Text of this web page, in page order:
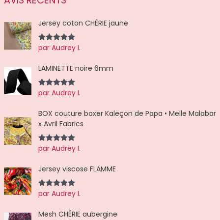
Jersey coton CHÉRIE jaune
Note5sur
5
par Audrey I.
LAMINETTE noire 6mm
Note5sur
5
par Audrey I.
BOX couture boxer Kaleçon de Papa • Melle Malabar
x Avril Fabrics
Note5sur
5
par Audrey I.
Jersey viscose FLAMME
Note5sur
5
par Audrey I.
Mesh CHÉRIE aubergine